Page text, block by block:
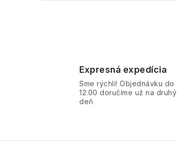
c
Expresná expedícia
Sme rýchli! Objednávku do
12:00 doručíme už na druhý
deň